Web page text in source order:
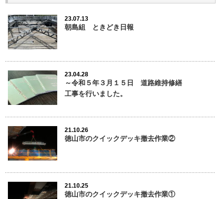
23.07.13
朝島組 ときどき日報
23.04.28
～令和５年３月１５日 道路維持修繕
工事を行いました。
21.10.26
徳山市のクイックデッキ撤去作業②
21.10.25
徳山市のクイックデッキ撤去作業①